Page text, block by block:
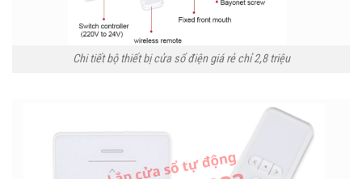
Chi tiết bộ thiết bị cửa sổ điện giá rẻ chỉ 2,8 triệu